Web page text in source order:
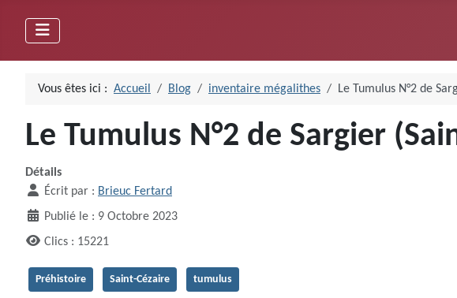
Vous êtes ici : Accueil Blog inventaire mégalithes Le Tumulus N°2 de
Le Tumulus N°2 de Sargier
Détails
Écrit par : Brieuc Fertard
Publié le : 9 Octobre 2023
Clics : 15221
Préhistoire Saint-Cézaire tumulus